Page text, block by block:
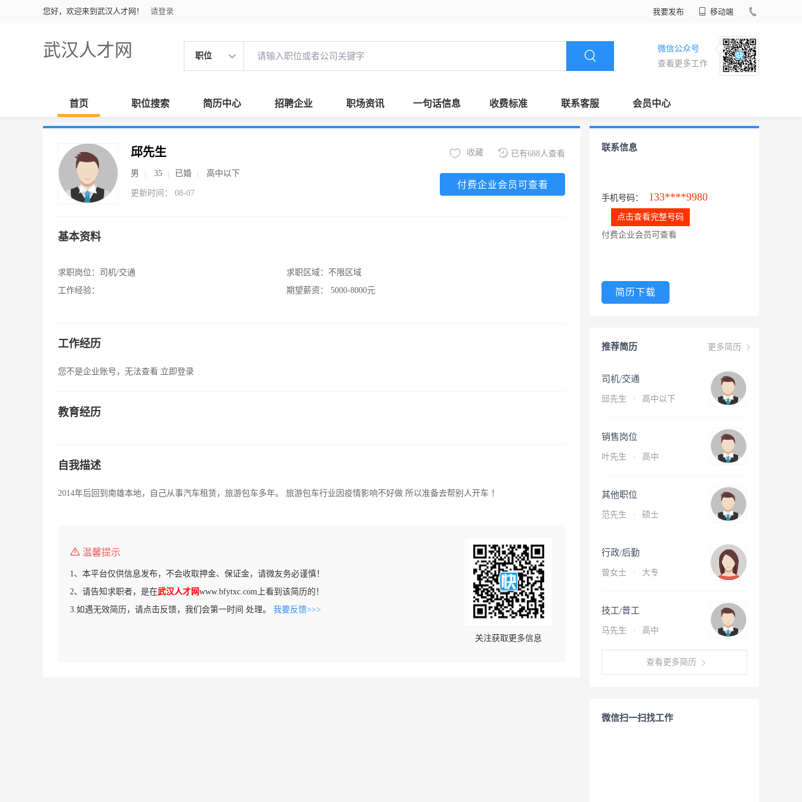
您好，欢迎来到武汉人才网！ 请登录 我要发布 移动端
武汉人才网 职位
微信公众号
查看更多工作
首页 职位搜索 简历中心 招聘企业 职场资讯 一句话信息 收费标准 联系客服 会员中心
邱先生
男 35 已婚 高中以下
更新时间： 08-07
已有688人查看
收藏
付费企业会员可查看
基本资料
求职岗位： 司机/交通
工作经验：
求职区域： 不限区域
期望薪资：
5000-8000元
工作经历
您不是企业账号，无法查看 立即登录
教育经历
自我描述
2014年后回到南雄本地，自己从事汽车租赁，旅游包车多年。 旅游包车行业因疫情影响不好做 所以准备去帮别人开车 ！
温馨提示
1、本平台仅供信息发布，不会收取押金、保证金，请微友务必谨慎！
2、请告知求职者，是在武汉人才网www.bfytxc.com上看到该简历的！
3.如遇无效简历，请点击反馈，我们会第一时间 处理。 我要反馈>>>
关注获取更多信息
联系信息
手机号码： 133****9980
点击查看完整号码
付费企业会员可查看
简历下载
更多简历
推荐简历
司机/交通
邱先生 · 高中以下
销售岗位
叶先生 · 高中
其他职位
范先生 · 硕士
行政/后勤
曾女士 · 大专
技工/普工
马先生 · 高中
查看更多简历
微信扫一扫找工作